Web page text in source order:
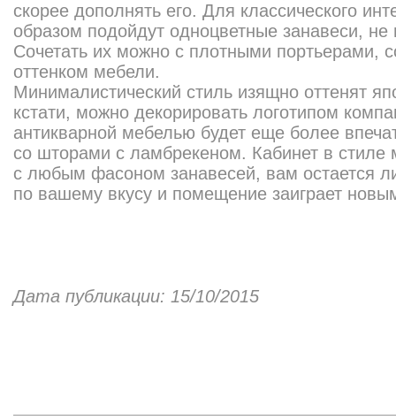
скорее дополнять его. Для классического
образом подойдут одноцветные занавеси,
Сочетать их можно с плотными портьерами,
оттенком мебели.
Минималистический стиль изящно оттенят
кстати, можно декорировать логотипом
антикварной мебелью будет еще более
со шторами с ламбрекеном. Кабинет в стиле
с любым фасоном занавесей, вам остается
по вашему вкусу и помещение заиграет
Дата публикации: 15/10/2015